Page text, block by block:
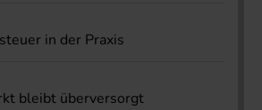
in der Praxis
bleibt überversorgt